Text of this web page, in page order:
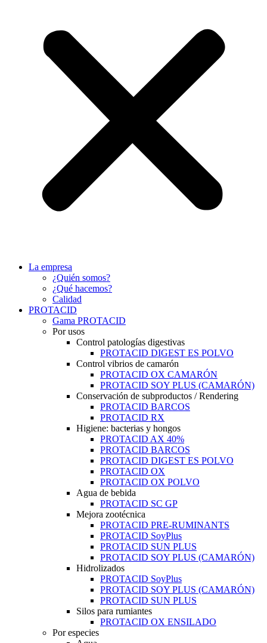
La empresa
¿Quién somos?
¿Qué hacemos?
Calidad
PROTACID
Gama PROTACID
Por usos
Control patologías digestivas
PROTACID DIGEST ES POLVO
Control vibrios de camarón
PROTACID OX CAMARÓN
PROTACID SOY PLUS (CAMARÓN)
Conservación de subproductos / Rendering
PROTACID BARCOS
PROTACID RX
Higiene: bacterias y hongos
PROTACID AX 40%
PROTACID BARCOS
PROTACID DIGEST ES POLVO
PROTACID OX
PROTACID OX POLVO
Agua de bebida
PROTACID SC GP
Mejora zootécnica
PROTACID PRE-RUMINANTS
PROTACID SoyPlus
PROTACID SUN PLUS
PROTACID SOY PLUS (CAMARÓN)
Hidrolizados
PROTACID SoyPlus
PROTACID SOY PLUS (CAMARÓN)
PROTACID SUN PLUS
Silos para rumiantes
PROTACID OX ENSILADO
Por especies